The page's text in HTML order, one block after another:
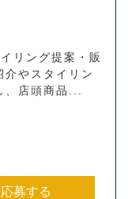
リング提案・販
やスタイリン
店頭商品...
応募する